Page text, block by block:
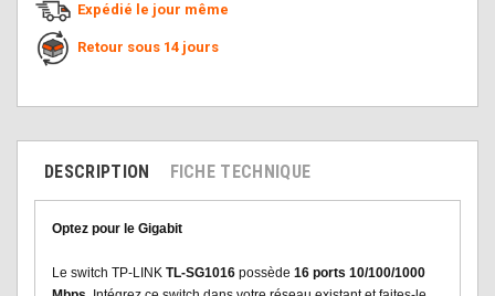
Expédié le jour même
Retour sous 14 jours
DESCRIPTION FICHE TECHNIQUE
Optez pour le Gigabit
Le switch TP-LINK TL-SG1016 possède 16 ports 10/100/1000